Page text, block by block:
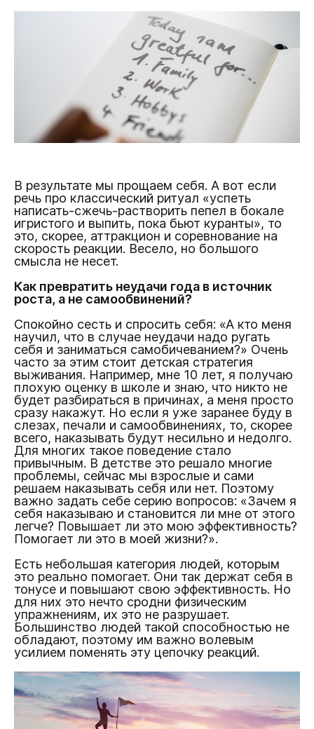
В результате мы прощаем себя. А вот если
речь про классический ритуал «успеть
написать-сжечь-растворить пепел в бокале
игристого и выпить, пока бьют куранты», то
это, скорее, аттракцион и соревнование на
скорость реакции. Весело, но большого
смысла не несет.
Как превратить неудачи года в источник
роста, а не самообвинений?
Спокойно сесть и спросить себя: «А кто меня
научил, что в случае неудачи надо ругать
себя и заниматься самобичеванием?» Очень
часто за этим стоит детская стратегия
выживания. Например, мне 10 лет, я получаю
плохую оценку в школе и знаю, что никто не
будет разбираться в причинах, а меня просто
сразу накажут. Но если я уже заранее буду в
слезах, печали и самообвинениях, то, скорее
всего, наказывать будут несильно и недолго.
Для многих такое поведение стало
привычным. В детстве это решало многие
проблемы, сейчас мы взрослые и сами
решаем наказывать себя или нет. Поэтому
важно задать себе серию вопросов: «Зачем я
себя наказываю и становится ли мне от этого
легче? Повышает ли это мою эффективность?
Помогает ли это в моей жизни?».
Есть небольшая категория людей, которым
это реально помогает. Они так держат себя в
тонусе и повышают свою эффективность. Но
для них это нечто сродни физическим
упражнениям, их это не разрушает.
Большинство людей такой способностью не
обладают, поэтому им важно волевым
усилием поменять эту цепочку реакций.